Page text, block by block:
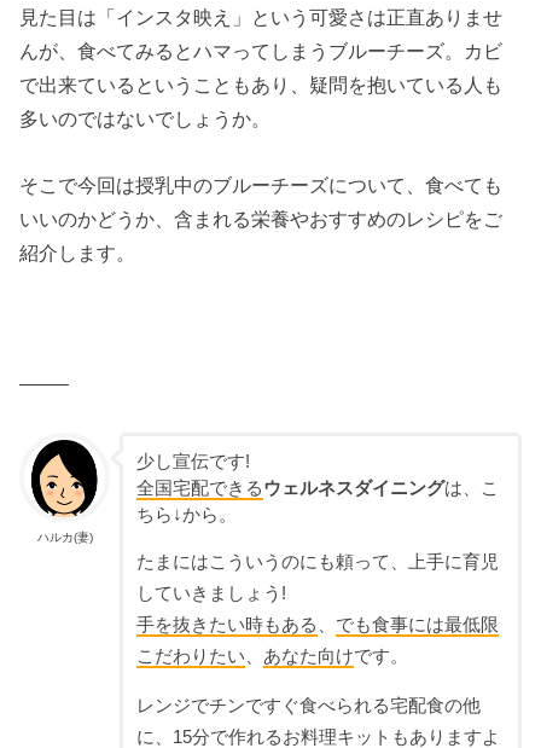
見た目は「インスタ映え」という可愛さは正直ありませ
んが、食べてみるとハマってしまうブルーチーズ。カビ
で出来ているということもあり、疑問を抱いている人も
多いのではないでしょうか。
そこで今回は授乳中のブルーチーズについて、食べても
いいのかどうか、含まれる栄養やおすすめのレシピをご
紹介します。
——–
ハルカ(妻)
少し宣伝です!
全国宅配できるウェルネスダイニングは、こ
ちら↓から。
たまにはこういうのにも頼って、上手に育児
していきましょう!
手を抜きたい時もある
でも食事には最低限
こだわりたい
あなた向けです。
レンジでチンですぐ食べられる宅配食の他
に、15分で作れるお料理キットもありますよ